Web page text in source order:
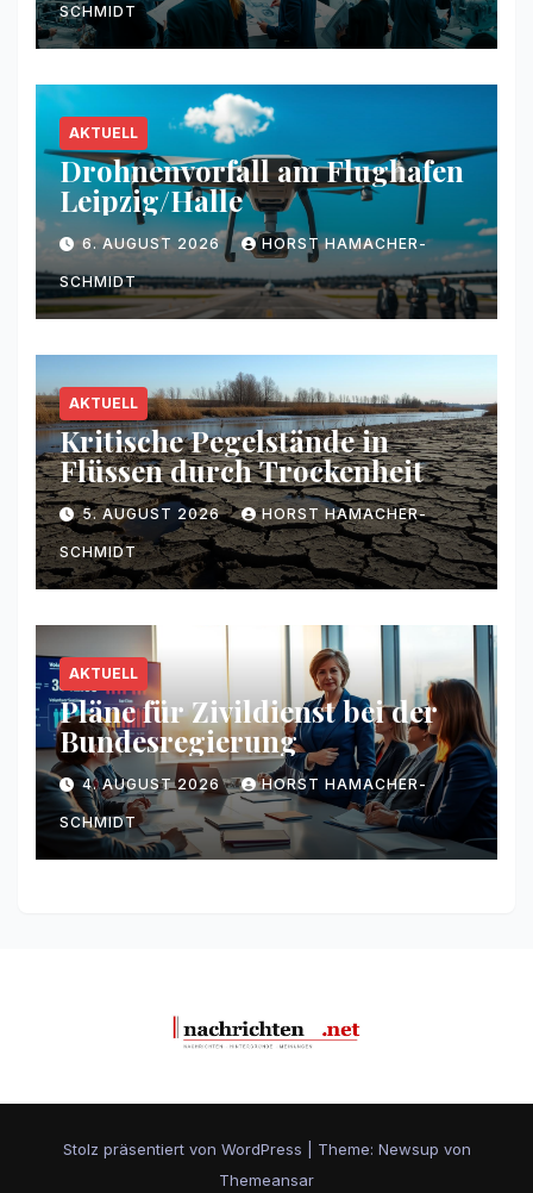
SCHMIDT
AKTUELL
Drohnenvorfall am Flughafen
Leipzig/Halle
6. AUGUST 2026 HORST HAMACHER-
SCHMIDT
AKTUELL
Kritische Pegelstände in
Flüssen durch Trockenheit
5. AUGUST 2026 HORST HAMACHER-
SCHMIDT
AKTUELL
Pläne für Zivildienst bei der
Bundesregierung
4. AUGUST 2026 HORST HAMACHER-
SCHMIDT
Stolz präsentiert von WordPress
Theme: Newsup von
Themeansar